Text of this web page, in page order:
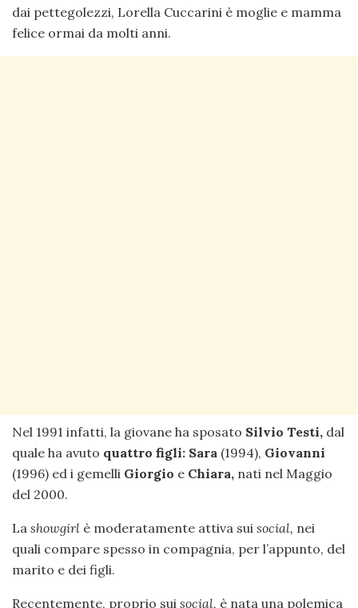
dai pettegolezzi, Lorella Cuccarini è moglie e mamma
felice ormai da molti anni.
Nel 1991 infatti, la giovane ha sposato Silvio Testi, dal
quale ha avuto quattro figli: Sara (1994), Giovanni
(1996) ed i gemelli Giorgio e Chiara, nati nel Maggio
del 2000.
La showgirl è moderatamente attiva sui social, nei
quali compare spesso in compagnia, per l’appunto, del
marito e dei figli.
Recentemente, proprio sui social, è nata una polemica